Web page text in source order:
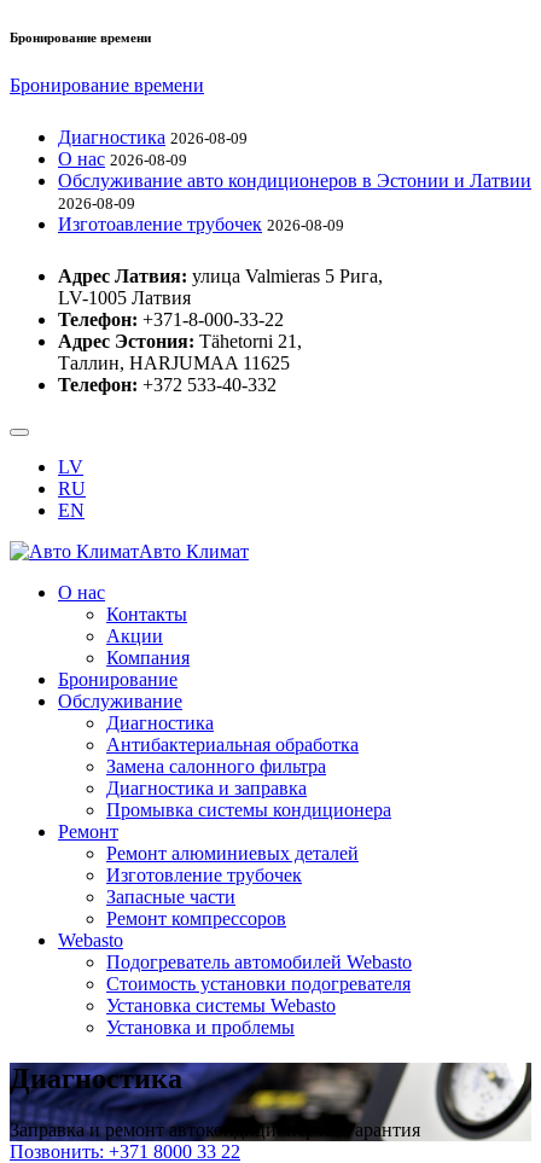
Бронирование времени
Бронирование времени
Диагностика 2026-08-09
О нас 2026-08-09
Обслуживание авто кондиционеров в Эстонии и Латвии
2026-08-09
Изготоaвление трубочек 2026-08-09
Адрес Латвия: улица Valmieras 5 Рига,
LV-1005 Латвия
Телефон: +371-8-000-33-22
Адрес Эстония: Tähetorni 21,
Таллин, HARJUMAA 11625
Телефон: +372 533-40-332
LV
RU
EN
Авто Климат
О нас
Контакты
Акции
Компания
Бронирование
Обслуживание
Диагностика
Aнтибактериальная обработка
Замена салонного фильтра
Диагностика и заправка
Промывка системы кондиционера
Ремонт
Ремонт алюминиевых деталей
Изготовление трубочек
Запасные части
Ремонт компрессоров
Webasto
Подогреватель автомобилей Webasto
Стоимость установки подогревателя
Установка системы Webasto
Установка и проблемы
Диагностика
Заправка и ремонт автокондиционеров. Гарантия
Позвонить: +371 8000 33 22